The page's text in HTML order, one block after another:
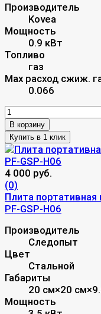
Производитель
Kovea
Мощность
0.9 кВт
Топливо
газ
Max расход сжиж.
0.066
В корзину
4 000 руб.
(0)
Плита
PF-GSP-Н06
Производитель
Следопыт
Цвет
Стальной
Габариты
20 см×20
Мощность